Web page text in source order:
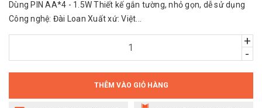
Dùng PIN AA*4 - 1.5W Thiết kế gắn tường, nhỏ gọn, dễ sử dụng
Công nghệ: Đài Loan Xuất xứ: Việt...
+
-
THÊM VÀO GIỎ HÀNG